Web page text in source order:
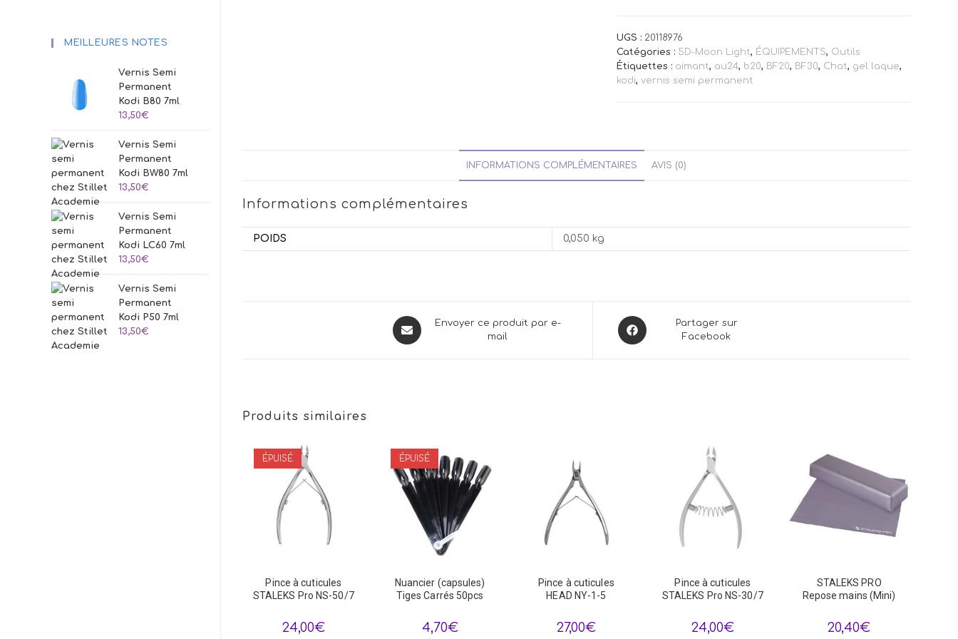
UGS : 20118976
Catégories : 5D-Moon Light, ÉQUIPEMENTS, Outils
Étiquettes : aimant, au24, b20, BF20, BF30, Chat, gel laque,
kodi, vernis semi permanent
INFORMATIONS COMPLÉMENTAIRES AVIS (0)
Informations complémentaires
POIDS 0,050 kg
Opens
in
Envoyer ce produit par e-
mail
Opens
in
Partager sur
Facebook
Produits similaires
ÉPUISÉ
Pince à cuticules
STALEKS Pro NS-50/7
24,00€
ÉPUISÉ
Nuancier (capsules)
Tiges Carrés 50pcs
4,70€
Pince à cuticules
HEAD NY-1-5
27,00€
Pince à cuticules
STALEKS Pro NS-30/7
24,00€
STALEKS PRO
Repose mains (Mini)
20,40€
MEILLEURES NOTES
Vernis Semi
Permanent
Kodi B80 7ml
13,50€
Vernis Semi
Permanent
Kodi BW80 7ml
13,50€
Vernis Semi
Permanent
Kodi LC60 7ml
13,50€
Vernis Semi
Permanent
Kodi P50 7ml
13,50€